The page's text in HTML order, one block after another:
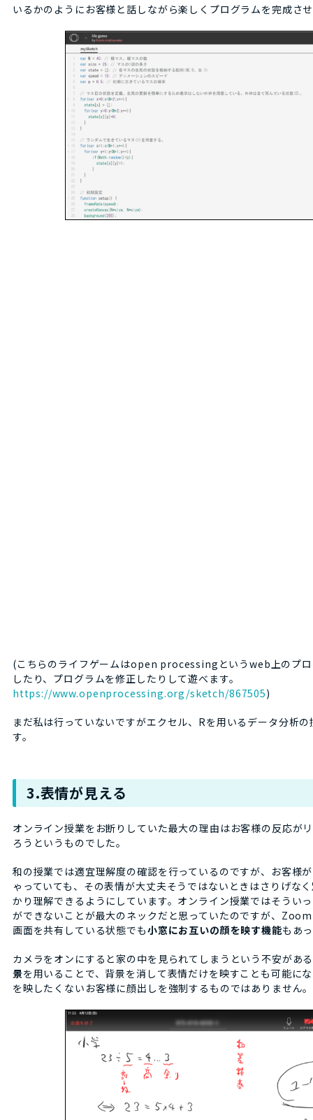
いるかのようにお客様と話しながら楽しくプログラムを完成さ
(こちらのライフゲームはopen processingというweb上のプ
したり、プログラムを修正したりして遊べます。
https://www.openprocessing.org/sketch/867505)
まだ私は行っていないですがエクセル、Rを用いるデータ分析
す。
3.表情が見える
オンライン授業をお断りしていた最大の理由はお客様の反応が
ろうというものでした。
和の授業では適宜理解度の確認を行っているのですが、お客様
ゃっていても、その表情が大丈夫そうではないときはさりげな
かり理解できるようにしています。オンライン授業ではそうい
ができないことが最大のネックだと思っていたのですが、
画面を共有している状態でも小窓にお互いの顔を映す機能もあ
カメラをオンにすると家の中を見られてしまうという不安があ
景を用いることで、背景を消して表情だけを映すことも可能に
を映したくないお客様に顔出しを強制するものではありません。